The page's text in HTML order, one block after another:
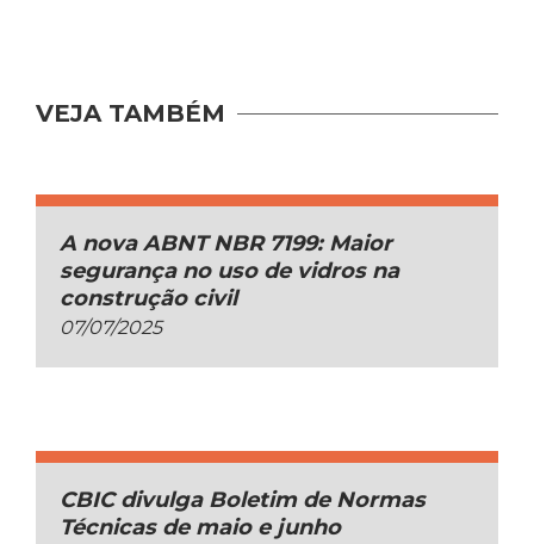
VEJA TAMBÉM
A nova ABNT NBR 7199: Maior
segurança no uso de vidros na
construção civil
07/07/2025
CBIC divulga Boletim de Normas
Técnicas de maio e junho